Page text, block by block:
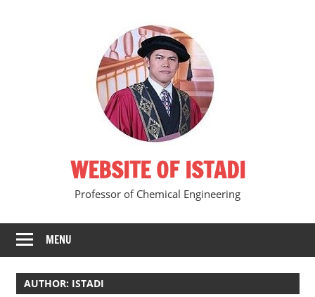
WEBSITE OF ISTADI
Professor of Chemical Engineering
MENU
AUTHOR: ISTADI